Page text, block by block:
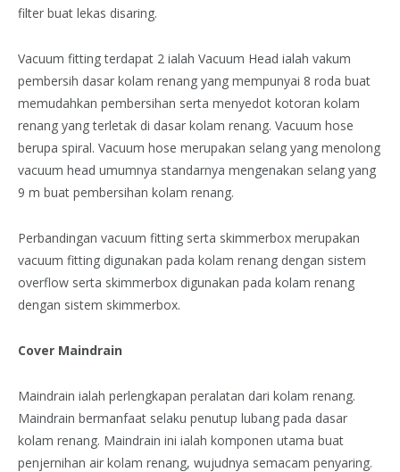
filter buat lekas disaring.
Vacuum fitting terdapat 2 ialah Vacuum Head ialah vakum
pembersih dasar kolam renang yang mempunyai 8 roda buat
memudahkan pembersihan serta menyedot kotoran kolam
renang yang terletak di dasar kolam renang. Vacuum hose
berupa spiral. Vacuum hose merupakan selang yang menolong
vacuum head umumnya standarnya mengenakan selang yang
9 m buat pembersihan kolam renang.
Perbandingan vacuum fitting serta skimmerbox merupakan
vacuum fitting digunakan pada kolam renang dengan sistem
overflow serta skimmerbox digunakan pada kolam renang
dengan sistem skimmerbox.
Cover Maindrain
Maindrain ialah perlengkapan peralatan dari kolam renang.
Maindrain bermanfaat selaku penutup lubang pada dasar
kolam renang. Maindrain ini ialah komponen utama buat
penjernihan air kolam renang, wujudnya semacam penyaring.